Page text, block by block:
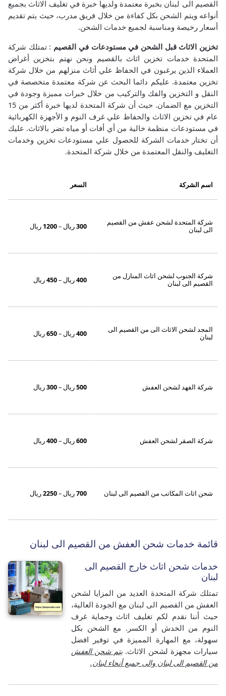
القصيم الى لبنان بخبرة معتمدة ولديها خبرة في تغليف الاثاث بجميع
أنواعه ويتم الشحن بكل كفاءة من خلال فريق مدرب، حيث يتم تقديم
أسعار رخيصة ومناسبة لجميع خدمات الشحن.
تخزين الاثاث قبل الشحن في مستودعات في القصيم : تمتلك شركة
المتحدة خدمات تخزين اثاث بالقصيم ونحن نهتم بتخزين أغراض
العملاء الذين يرغبون في الحفاظ علي أثاث منزلهم من خلال شركة
تخزين معتمدة. عليكم دائما البحث عن شركة معتمدة متخصصة في
النقل و التخزين والفك والتركيب من خلال خبرات مميزة وجودة في
التخزين مع الضمان.
حيث أن شركة المتحدة لديها خبرة أكثر من 15
عام في تخزين الاثاث والحفاظ علي غرف النوم و الأجهزة الكهربائية
في مستودعات منظمة خالية من أي أفات أو مياه تضر بالاثاث. عليك
أن تختار خدمات الشركة للحصول علي مستودعات تخزين وخدمات
التغليف والنقل المعتمدة من خلال شركة المتحدة.
اسم الشركة السعر
شركة المتحدة لشحن عفش من القصيم
الى لبنان
300ريال –1200 ريال
شركة الجنوب لشحن اثاث المنازل من
القصيم الى لبنان
400ريال –450ريال
المجد لشحن الاثاث الى من القصيم الى
لبنان
400ريال –650ريال
شركة الفهد لشحن العفش 500ريال –300ريال
شركة الصقر لشحن العفش 600ريال –400ريال
شحن اثاث المكاتب من القصيم الى لبنان 700ريال –2250ريال
قائمة خدمات شحن العفش من القصيم الى لبنان
خدمات شحن اثاث خارج القصيم الى
لبنان
تمتلك شركة المتحدة العديد من المزايا لشحن
العفش من القصيم الى لبنان مع الجودة العالية،
حيث أننا نقدم لكم تغليف اثاث وحماية غرف
النوم من الخدش أو الكسر. مع الشحن بكل
سهولة، مع المهارة المميزة في توفير افضل
سيارات مجهزة لشحن الاثاث. يتم شحن العفش
من القصيم الى لبنان والى جميع أنحاء لبنان.